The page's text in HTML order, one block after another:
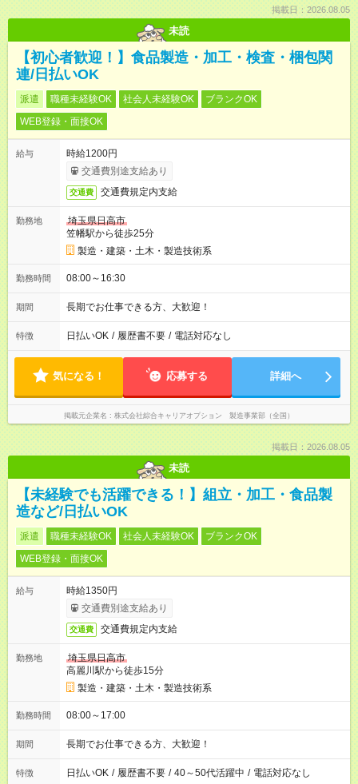
掲載日：2026.08.05
未読
【初心者歓迎！】食品製造・加工・検査・梱包関
連/日払いOK
派遣 職種未経験OK 社会人未経験OK
ブランクOK
WEB登録・面接OK
給与
時給1200円
交通費別途支給あり
交通費 交通費規定内支給
勤務地
埼玉県日高市
笠幡駅から徒歩25分
製造・建築・土木・製造技術系
勤務時間 08:00～16:30
期間 長期でお仕事できる方、大歓迎！
特徴 日払いOK / 履歴書不要 / 電話対応なし
気になる！ 応募する 詳細へ
掲載元企業名 株式会社綜合キャリアオプション 製造事業部（全国）
掲載日：2026.08.05
未読
【未経験でも活躍できる！】組立・加工・食品製
造など/日払いOK
派遣 職種未経験OK 社会人未経験OK
ブランクOK
WEB登録・面接OK
給与
時給1350円
交通費別途支給あり
交通費 交通費規定内支給
勤務地
埼玉県日高市
高麗川駅から徒歩15分
製造・建築・土木・製造技術系
勤務時間 08:00～17:00
期間 長期でお仕事できる方、大歓迎！
特徴 日払いOK / 履歴書不要 / 40～50代活躍中 / 電話対応なし